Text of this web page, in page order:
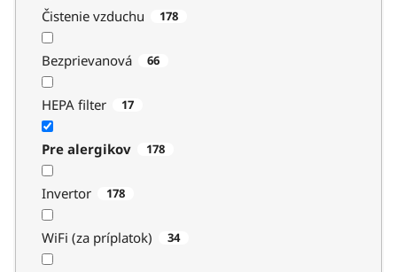
Čistenie vzduchu 178
Bezprievanová 66
HEPA filter 17
Pre alergikov 178
Invertor 178
WiFi (za príplatok) 34